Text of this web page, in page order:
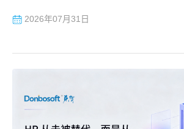
2026年07月31日